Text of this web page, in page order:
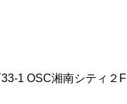
1 OSC湘南シティ２F